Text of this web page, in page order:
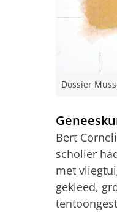
Dossier
Bert
scholier
met
gekleed,